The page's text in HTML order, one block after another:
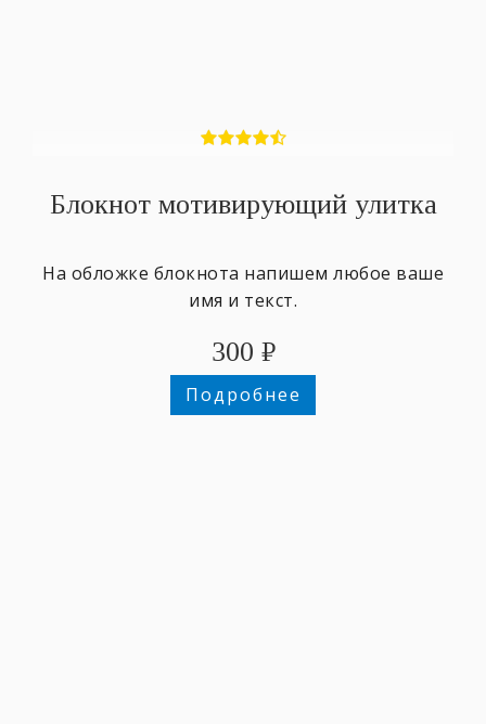
Блокнот мотивирующий улитка
На обложке блокнота напишем любое ваше
имя и текст.
300 ₽
Подробнее